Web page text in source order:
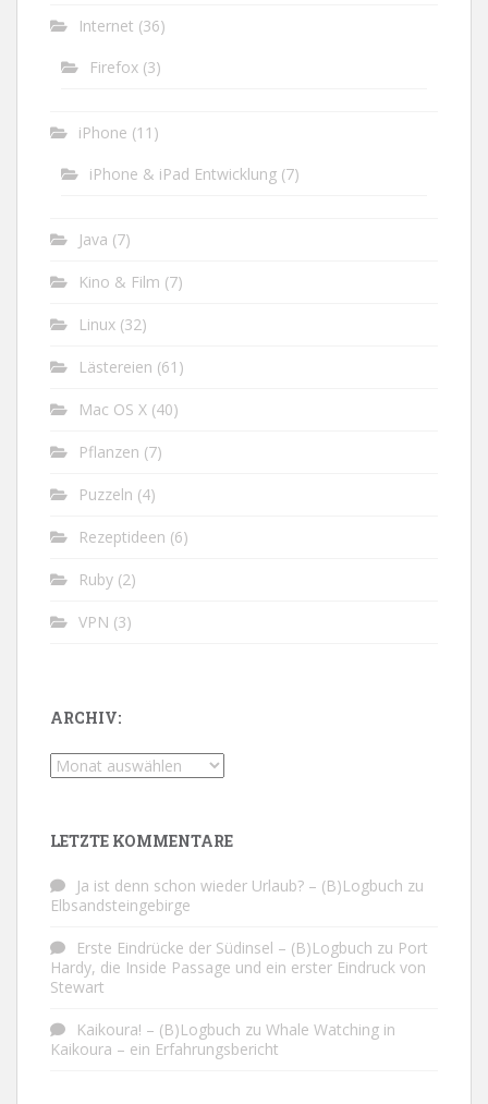
Internet (36)
Firefox (3)
iPhone (11)
iPhone & iPad Entwicklung (7)
Java (7)
Kino & Film (7)
Linux (32)
Lästereien (61)
Mac OS X (40)
Pflanzen (7)
Puzzeln (4)
Rezeptideen (6)
Ruby (2)
VPN (3)
ARCHIV:
Archiv:
LETZTE KOMMENTARE
Ja ist denn schon wieder Urlaub? – (B)Logbuch zu
Elbsandsteingebirge
Erste Eindrücke der Südinsel – (B)Logbuch zu Port
Hardy, die Inside Passage und ein erster Eindruck von
Stewart
Kaikoura! – (B)Logbuch zu Whale Watching in
Kaikoura – ein Erfahrungsbericht